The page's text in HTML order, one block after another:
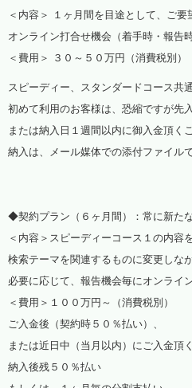
＜内容＞ １ヶ月間を目途として、ご
オンライン打合せ機会（着手時・報告
＜費用＞ ３０～５０万円（消費税別
スピーディー、スタンダードコース共
初めて利用のお客様は、恐縮ですが先入
または納入日１週間以内に御入金頂く
納入は、メール媒体での添付ファイル
◆契約プラン（６ヶ月間）：常に新た
＜内容＞スピーディーコース１の内容
検索テーマを関連するものに変更しな
必要に応じて、報告機会毎にオンライ
＜費用＞１００万円～（消費税別）
ご入金後（契約時５０％払い）、
または近日中（当月以内）にご入金頂
納入後残５０％払い